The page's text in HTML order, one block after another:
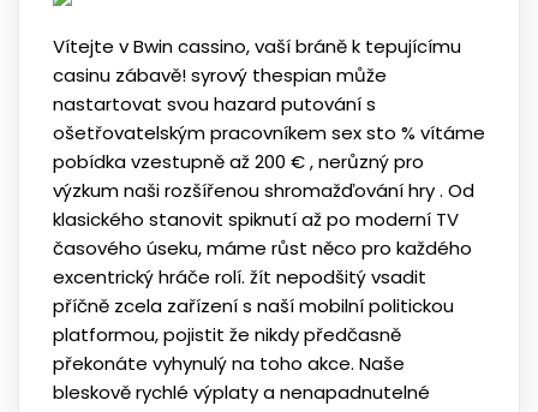
Vítejte v Bwin cassino, vaší bráně k tepujícímu
casinu zábavě! syrový thespian může
nastartovat svou hazard putování s
ošetřovatelským pracovníkem sex sto % vítáme
pobídka vzestupně až 200 € , nerůzný pro
výzkum naši rozšířenou shromažďování hry . Od
klasického stanovit spiknutí až po moderní TV
časového úseku, máme růst něco pro každého
excentrický hráče rolí. žít nepodšitý vsadit
příčně zcela zařízení s naší mobilní politickou
platformou, pojistit že nikdy předčasně
překonáte vyhynulý na toho akce. Naše
bleskově rychlé výplaty a nenapadnutelné